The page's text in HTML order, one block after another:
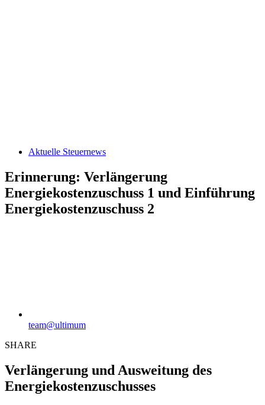
Aktuelle Steuernews
Erinnerung: Verlängerung
Energiekostenzuschuss 1 und Einführung
Energiekostenzuschuss 2
team@ultimum
SHARE
Verlängerung und Ausweitung des
Energiekostenzuschusses